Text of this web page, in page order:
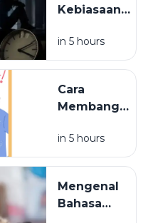
Kebiasaan
Memengaruhi
Kondisi
in 5 hours
Cara
Membangun
Percaya Diri
Secara
in 5 hours
Mengenal
Bahasa